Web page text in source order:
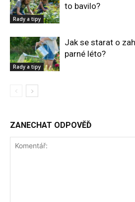
Rady a tipy
to bavilo?
Rady a tipy
Jak se starat o
parné léto?
ZANECHAT ODPOVĚĎ